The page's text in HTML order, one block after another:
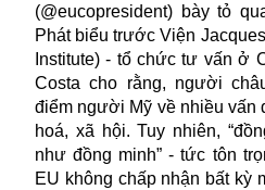
(@eucopresident) bày tỏ
Phát biểu trước Viện
Institute) - tổ chức tư vấn ở
Costa cho rằng, người
điểm người Mỹ về nhiều vấn
hoá, xã hội. Tuy nhiên,
như đồng minh” - tức tôn
EU không chấp nhận bất kỳ